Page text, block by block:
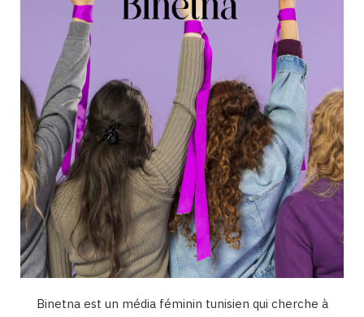
e
I
Binetna est un média féminin tunisien qui cherche à